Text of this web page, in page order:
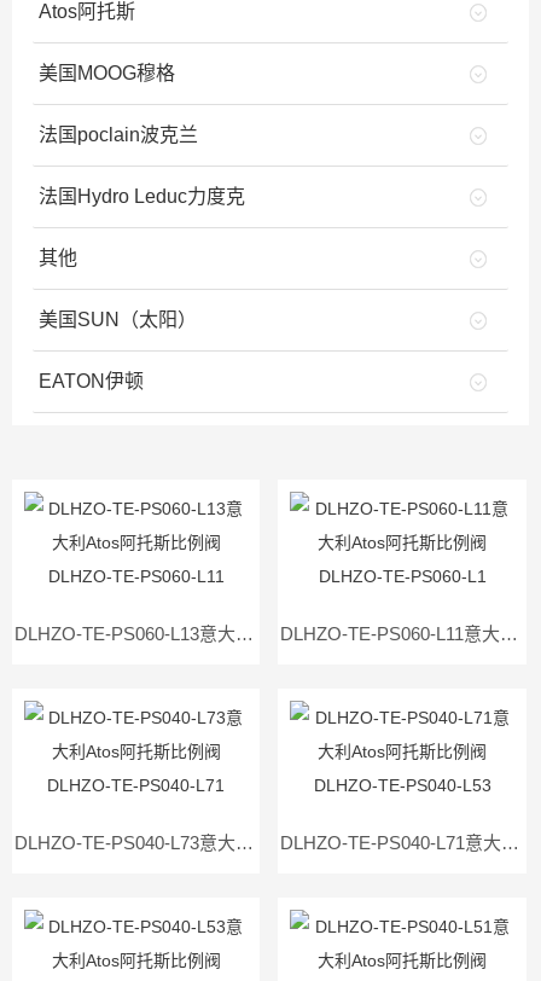
Atos阿托斯
美国MOOG穆格
法国poclain波克兰
法国Hydro Leduc力度克
其他
美国SUN（太阳）
EATON伊顿
DLHZO-TE-PS060-L13意大利Atos阿托斯比例阀DLHZO-TE-PS060-L11 DLHZO-TE-PS060-L11意大利Atos阿托斯比例阀DLHZO-TE-PS060-L1
DLHZO-TE-PS040-L73意大利Atos阿托斯比例阀DLHZO-TE-PS040-L71 DLHZO-TE-PS040-L71意大利Atos阿托斯比例阀DLHZO-TE-PS040-L53